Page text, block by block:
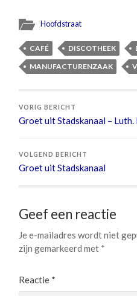
Hoofdstraat
CAFÉ DISCOTHEEK
MANUFACTURENZAAK
VORIG BERICHT
Groet uit Stadskanaal –
VOLGEND BERICHT
Groet uit Stadskanaal
Geef een reactie
Je e-mailadres wordt niet
zijn gemarkeerd met *
Reactie *